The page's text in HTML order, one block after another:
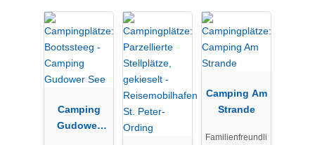
Camping
Gudower
Camping Am
Strande
Familienfreundli